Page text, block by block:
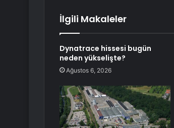
İlgili Makaleler
Dynatrace hissesi bugün
neden yükselişte?
Ağustos 6, 2026